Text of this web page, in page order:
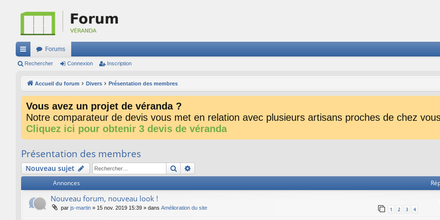
ac
Forums
Rechercher Connexion Inscription
Accueil du forum Divers Présentation des membres
Vous avez un projet de véranda ?
Notre comparateur de devis vous met en relation avec plusieurs artisans proches de chez
Cliquez ici pour obtenir 3 devis de véranda
Présentation des membres
Nouveau sujet Rechercher
Annonces
Nouveau forum, nouveau look !
par js-martin » 15 nov. 2019 15:39 » dans Amélioration du site 1 2 3 4